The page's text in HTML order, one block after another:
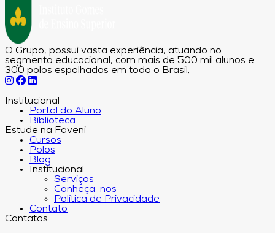
O Grupo, possui vasta experiência, atuando no
segmento educacional, com mais de 500 mil alunos e
300 polos espalhados em todo o Brasil.
Institucional
Portal do Aluno
Biblioteca
Estude na Faveni
Cursos
Polos
Blog
Institucional
Serviços
Conheça-nos
Política de Privacidade
Contato
Contatos